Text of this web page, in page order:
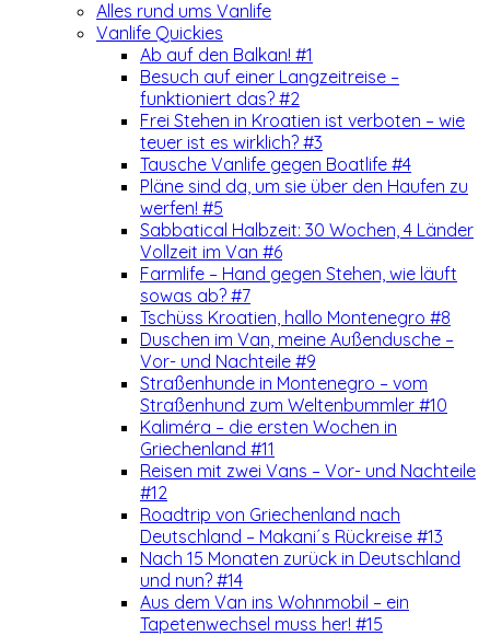
Alles rund ums Vanlife
Vanlife Quickies
Ab auf den Balkan! #1
Besuch auf einer Langzeitreise –
funktioniert das? #2
Frei Stehen in Kroatien ist verboten – wie
teuer ist es wirklich? #3
Tausche Vanlife gegen Boatlife #4
Pläne sind da, um sie über den Haufen zu
werfen! #5
Sabbatical Halbzeit: 30 Wochen, 4 Länder
Vollzeit im Van #6
Farmlife – Hand gegen Stehen, wie läuft
sowas ab? #7
Tschüss Kroatien, hallo Montenegro #8
Duschen im Van, meine Außendusche –
Vor- und Nachteile #9
Straßenhunde in Montenegro – vom
Straßenhund zum Weltenbummler #10
Kaliméra – die ersten Wochen in
Griechenland #11
Reisen mit zwei Vans – Vor- und Nachteile
#12
Roadtrip von Griechenland nach
Deutschland – Makani´s Rückreise #13
Nach 15 Monaten zurück in Deutschland
und nun? #14
Aus dem Van ins Wohnmobil – ein
Tapetenwechsel muss her! #15